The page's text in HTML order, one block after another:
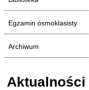
Egzamin ósmoklasisty
Archiwum
Aktualności